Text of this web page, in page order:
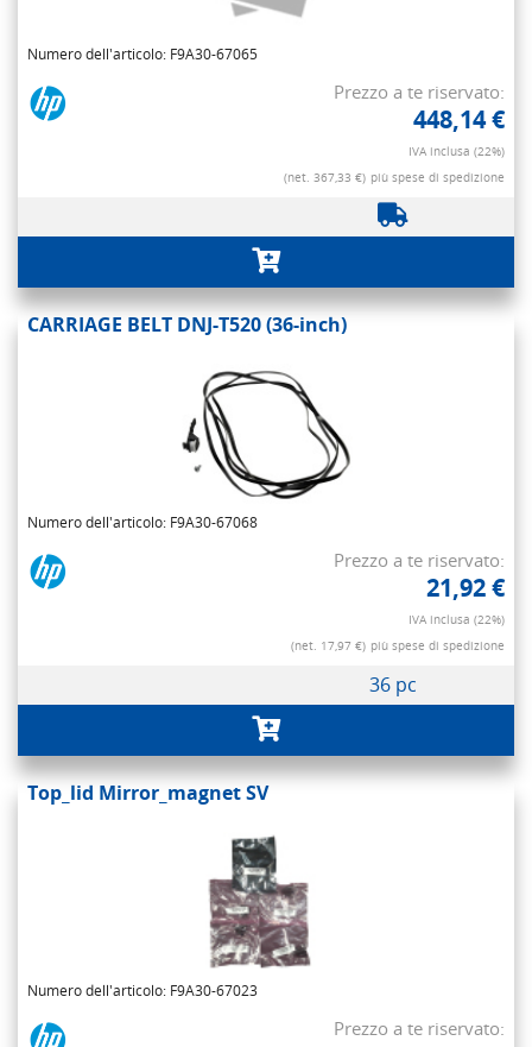
Numero dell'articolo: F9A30-67065
Prezzo a te riservato:
448,14 €
IVA inclusa (22%)
(net. 367,33 €) più spese di spedizione
CARRIAGE BELT DNJ-T520 (36-inch)
Numero dell'articolo: F9A30-67068
Prezzo a te riservato:
21,92 €
IVA inclusa (22%)
(net. 17,97 €) più spese di spedizione
36 pc
Top_lid Mirror_magnet SV
Numero dell'articolo: F9A30-67023
Prezzo a te riservato: